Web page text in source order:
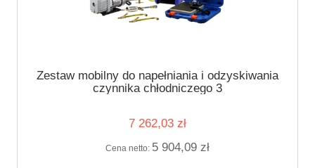
Zestaw mobilny do napełniania i odzyskiwania
czynnika chłodniczego 3
7 262,03 zł
Cena netto: 5 904,09 zł